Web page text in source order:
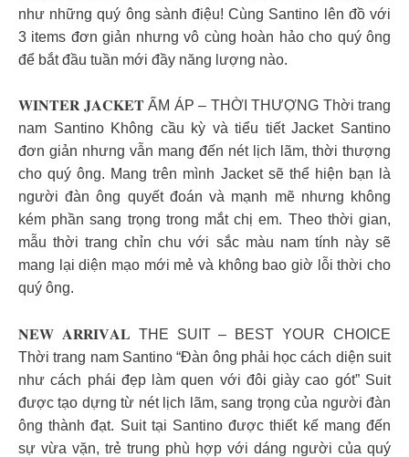
như những quý ông sành điệu! Cùng Santino lên đồ với
3 items đơn giản nhưng vô cùng hoàn hảo cho quý ông
để bắt đầu tuần mới đầy năng lượng nào.
𝐖𝐈𝐍𝐓𝐄𝐑 𝐉𝐀𝐂𝐊𝐄𝐓 ẤM ÁP – THỜI THƯỢNG Thời trang
nam Santino Không cầu kỳ và tiểu tiết Jacket Santino
đơn giản nhưng vẫn mang đến nét lịch lãm, thời thượng
cho quý ông. Mang trên mình Jacket sẽ thể hiện bạn là
người đàn ông quyết đoán và mạnh mẽ nhưng không
kém phần sang trọng trong mắt chị em. Theo thời gian,
mẫu thời trang chỉn chu với sắc màu nam tính này sẽ
mang lại diện mạo mới mẻ và không bao giờ lỗi thời cho
quý ông.
𝐍𝐄𝐖 𝐀𝐑𝐑𝐈𝐕𝐀𝐋 THE SUIT – BEST YOUR CHOICE
Thời trang nam Santino “Đàn ông phải học cách diện suit
như cách phái đẹp làm quen với đôi giày cao gót” Suit
được tạo dựng từ nét lịch lãm, sang trọng của người đàn
ông thành đạt. Suit tại Santino được thiết kế mang đến
sự vừa vặn, trẻ trung phù hợp với dáng người của quý